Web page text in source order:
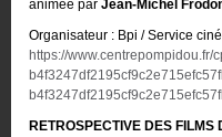
animée par Jean-Michel
Organisateur : Bpi / Service
https://
RETROSPECTIVE DES FILMS